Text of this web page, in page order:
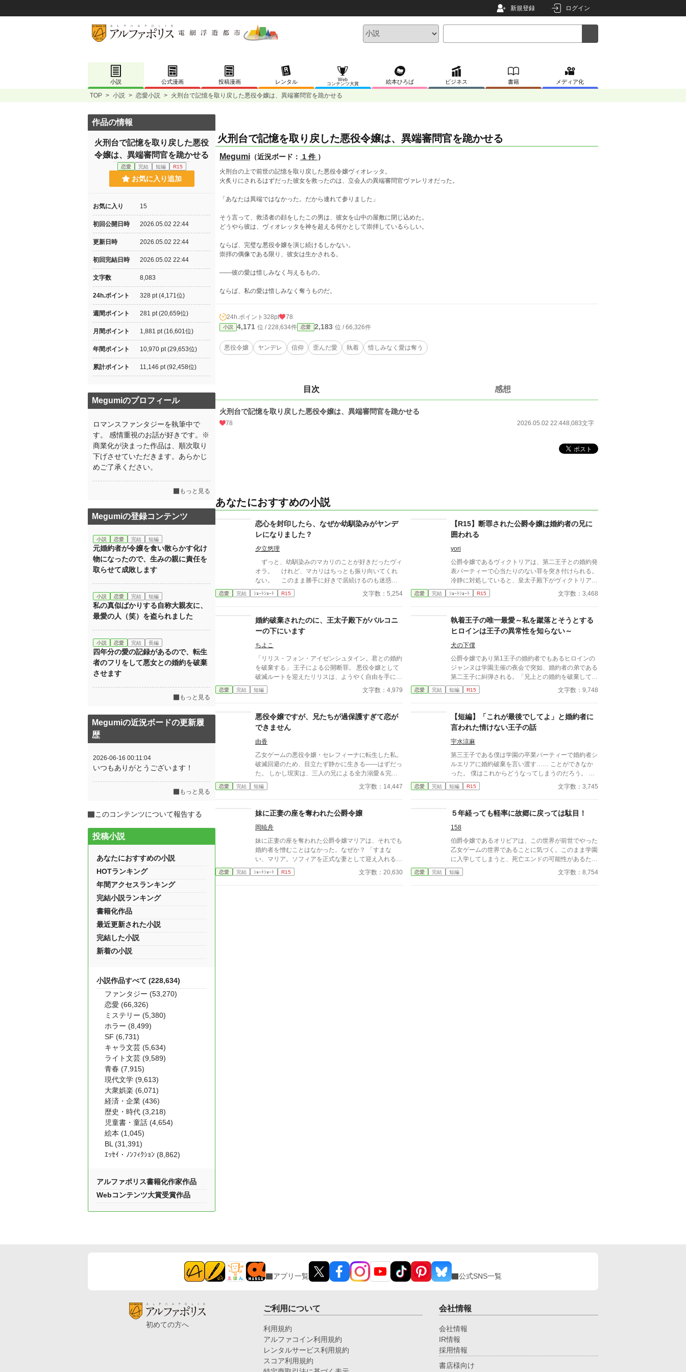
新規登録 ログイン
小説 公式漫画 投稿漫画 レンタル
Web
コンテンツ大賞
絵本ひろば ビジネス 書籍 メディア化
TOP > 小説 > 恋愛小説 > 火刑台で記憶を取り戻した悪役令嬢は、異端審問官を跪かせる
火刑台で記憶を取り戻した悪役令嬢は、異端審問官を跪かせる
Megumi （近況ボード： 1 件 ）
火刑台の上で前世の記憶を取り戻した悪役令嬢ヴィオレッタ。
火炙りにされるはずだった彼女を救ったのは、立会人の異端審問官ヴァレリオだった。
「あなたは異端ではなかった。だから連れて参りました」
そう言って、救済者の顔をしたこの男は、彼女を山中の屋敷に閉じ込めた。
どうやら彼は、ヴィオレッタを神を超える何かとして崇拝しているらしい。
ならば、完璧な悪役令嬢を演じ続けるしかない。
崇拝の偶像である限り、彼女は生かされる。
——彼の愛は惜しみなく与えるもの。
ならば、私の愛は惜しみなく奪うものだ。
24h.ポイント 328pt 78
小説 4,171 位 / 228,634件 恋愛 2,183 位 / 66,326件
悪役令嬢 ヤンデレ 信仰 歪んだ愛 執着 惜しみなく愛は奪う
目次 感想
火刑台で記憶を取り戻した悪役令嬢は、異端審問官を跪かせる
78 2026.05.02 22:448,083文字
あなたにおすすめの小説
恋心を封印したら、なぜか幼馴染みがヤンデ
レになりました？
夕立悠理
ずっと、幼馴染みのマカリのことが好きだったヴィ
オラ。 けれど、マカリはちっとも振り向いてくれ
ない。 このまま勝手に好きで居続けるのも迷惑だ
ろうと、ヴィオラは育った町をでる。 なんとか、
王都での仕事も見つけ、新しい生活は順風満帆──か
いといっていたマカリが、ヴィオラを追ってき
て……。
恋愛 完結 ｼｮｰﾄｼｮｰﾄ R15 文字数：5,254
【R15】断罪された公爵令嬢は婚約者の兄に
囲われる
yori
公爵令嬢であるヴィクトリアは、第二王子との婚約発
表パーティーで心当たりのない罪を突き付けられる。
冷静に対処していると、皇太子殿下がヴィクトリアを
助けてくれて……？ ちょろインが好みのイケメンヒ
ーローにデレデレする、サクッと読めちゃう3000字
ていたらいいな。でも多分ぬるめのヤンデレ。
恋愛 完結 ｼｮｰﾄｼｮｰﾄ R15 文字数：3,468
婚約破棄されたのに、王太子殿下がバルコニ
ーの下にいます
ちよこ
「リリス・フォン・アイゼンシュタイン。君との婚約
を破棄する」 王子による公開断罪。 悪役令嬢として
破滅ルートを迎えたリリスは、ようやく自由を手に入
れた……はずだった。 だが翌朝、屋敷のバルコニー
の下に立っていたのは、断罪したはずの王太子。 花
うになり—— 「リリス、僕は君の全てが好きなん
だ。」 そう語る彼は、狂愛をリリスに注ぎはじめ
る。 婚約破棄×悪役令嬢×ヤンデレ王子による、 テン
プレから逸脱しまくるダークサイド・ラブコメディ！
恋愛 完結 短編 文字数：4,979
執着王子の唯一最愛～私を蹴落とそうとする
ヒロインは王子の異常性を知らない～
犬の下僕
公爵令嬢であり第1王子の婚約者でもあるヒロインの
ジャンヌは学園主催の夜会で突如、婚約者の弟である
第二王子に糾弾される。「兄上との婚約を破棄しても
らおう」と言われたジャンヌはどうするのか…
恋愛 完結 短編 R15 文字数：9,748
悪役令嬢ですが、兄たちが過保護すぎて恋が
できません
由香
乙女ゲームの悪役令嬢・セレフィーナに転生した私。
破滅回避のため、目立たず静かに生きる――はずだっ
た。 しかし現実は、三人の兄による全力溺愛＆完全
監視生活。 外出には護衛、交友関係は管理制、笑顔
すら規制対象！？ さらに兄の親友である最強騎士・
に、次第に心が揺れていく。 「恋をすると破滅す
る」 そう信じて避けてきた想いの先で待っていたの
は、 断罪も修羅場もない、安心で騒がしい未来だっ
た――。
恋愛 完結 短編 文字数：14,447
【短編】「これが最後でしてよ」と婚約者に
言われた情けない王子の話
宇水涼麻
第三王子である僕は学園の卒業パーティーで婚約者シ
ルエリアに婚約破棄を言い渡す…… ことができなか
った。 僕はこれからどうなってしまうのだろう。 助
けを求めた僕にシルエリアはこう言った。 「これが
最後でしてよ」 ４０００文字のショートストーリー
恋愛 完結 短編 R15 文字数：3,745
妹に正妻の座を奪われた公爵令嬢
岡暁舟
妹に正妻の座を奪われた公爵令嬢マリアは、それでも
婚約者を憎むことはなかった。なぜか？ 「すまな
い、マリア。ソフィアを正式な妻として迎え入れるこ
とにしたんだ」 「どうぞどうぞ。私は何も気にしま
せんから……」 マリアは妹のソフィアを祝福した。
恋愛 完結 ｼｮｰﾄｼｮｰﾄ R15 文字数：20,630
５年経っても軽率に故郷に戻っては駄目！
158
伯爵令嬢であるオリビアは、この世界が前世でやった
乙女ゲームの世界であることに気づく。このまま学園
に入学してしまうと、死亡エンドの可能性があるため
学園に入学する前に家出することにした。婚約者もさ
らっとスルーして、早や５年。結局誰ルートを主人公
恋愛 完結 短編 文字数：8,754
作品の情報
火刑台で記憶を取り戻した悪役
令嬢は、異端審問官を跪かせる
恋愛 完結 短編 R15
お気に入り追加
お気に入り 15
初回公開日時 2026.05.02 22:44
更新日時 2026.05.02 22:44
初回完結日時 2026.05.02 22:44
文字数 8,083
24h.ポイント 328 pt (4,171位)
週間ポイント 281 pt (20,659位)
月間ポイント 1,881 pt (16,601位)
年間ポイント 10,970 pt (29,653位)
累計ポイント 11,146 pt (92,458位)
Megumiのプロフィール
ロマンスファンタジーを執筆中で
す。 感情重視のお話が好きです。※
商業化が決まった作品は、順次取り
下げさせていただきます。あらかじ
めご了承ください。
もっと見る
Megumiの登録コンテンツ
小説 恋愛 完結 短編
元婚約者が令嬢を食い散らかす化け
物になったので、生みの親に責任を
取らせて成敗します
小説 恋愛 完結 短編
私の真似ばかりする自称大親友に、
最愛の人（笑）を盗られました
小説 恋愛 完結 長編
四年分の愛の記録があるので、転生
者のフリをして悪女との婚約を破棄
させます
もっと見る
Megumiの近況ボードの更新履
歴
2026-06-16 00:11:04
いつもありがとうございます！
もっと見る
このコンテンツについて報告する
投稿小説
あなたにおすすめの小説
HOTランキング
年間アクセスランキング
完結小説ランキング
書籍化作品
最近更新された小説
完結した小説
新着の小説
小説作品すべて (228,634)
ファンタジー (53,270)
恋愛 (66,326)
ミステリー (5,380)
ホラー (8,499)
SF (6,731)
キャラ文芸 (5,634)
ライト文芸 (9,589)
青春 (7,915)
現代文学 (9,613)
大衆娯楽 (6,071)
経済・企業 (436)
歴史・時代 (3,218)
児童書・童話 (4,654)
絵本 (1,045)
BL (31,391)
ｴｯｾｲ・ﾉﾝﾌｨｸｼｮﾝ (8,862)
アルファポリス書籍化作家作品
Webコンテンツ大賞受賞作品
アプリ一覧 公式SNS一覧
初めての方へ
ご利用について
利用規約
アルファコイン利用規約
レンタルサービス利用規約
スコア利用規約
会社情報
会社情報
IR情報
採用情報
書店様向け